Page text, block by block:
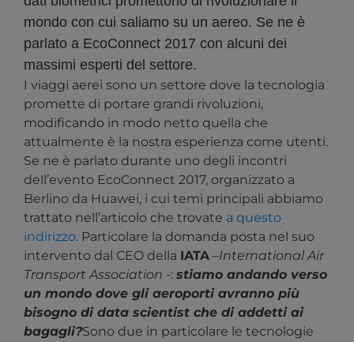
mondo con cui saliamo su un aereo. Se ne è
parlato a EcoConnect 2017 con alcuni dei
massimi esperti del settore.
I viaggi aerei sono un settore dove la tecnologia
promette di portare grandi rivoluzioni,
modificando in modo netto quella che
attualmente è la nostra esperienza come utenti.
Se ne è parlato durante uno degli incontri
dell’evento EcoConnect 2017, organizzato a
Berlino da Huawei, i cui temi principali abbiamo
trattato nell’articolo che trovate a questo
indirizzo. Particolare la domanda posta nel suo
intervento dal CEO della IATA –International Air
Transport Association -: stiamo andando verso
un mondo dove gli aeroporti avranno più
bisogno di data scientist che di addetti ai
bagagli?Sono due in particolare le tecnologie